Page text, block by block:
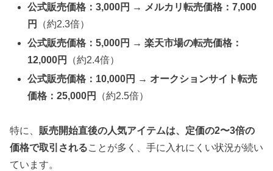
公式販売価格：3,000円 → メルカリ転売価格：7,000
円
（約2.3倍）
公式販売価格：5,000円 → 楽天市場の転売価格：
12,000円
（約2.4倍）
公式販売価格：10,000円 → オークションサイト転売
価格：25,000円
（約2.5倍）
特に、 販売開始直後の人気アイテムは、定価の2〜3倍の
価格で取引されることが多く、手に入れにくい状況が続い
ています。